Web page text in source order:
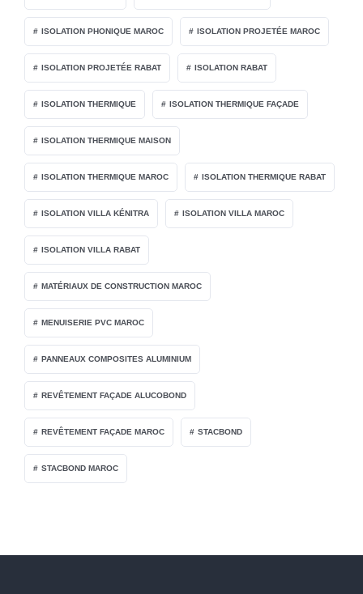
ISOLATION PHONIQUE MAROC ISOLATION PROJETÉE MAROC
ISOLATION PROJETÉE RABAT ISOLATION RABAT
ISOLATION THERMIQUE ISOLATION THERMIQUE FAÇADE
ISOLATION THERMIQUE MAISON
ISOLATION THERMIQUE MAROC ISOLATION THERMIQUE RABAT
ISOLATION VILLA KÉNITRA ISOLATION VILLA MAROC
ISOLATION VILLA RABAT
MATÉRIAUX DE CONSTRUCTION MAROC
MENUISERIE PVC MAROC
PANNEAUX COMPOSITES ALUMINIUM
REVÊTEMENT FAÇADE ALUCOBOND
REVÊTEMENT FAÇADE MAROC STACBOND
STACBOND MAROC